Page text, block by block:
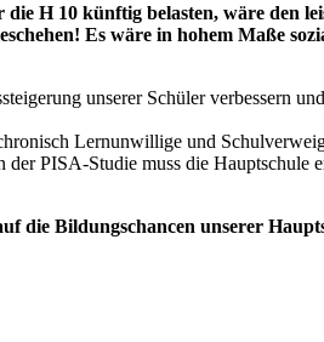
H 10 künftig belasten, wäre den
Es wäre in hohem Maße
unserer Schüler verbessern
Lernunwillige und
PISA-Studie muss die
die Bildungschancen unserer